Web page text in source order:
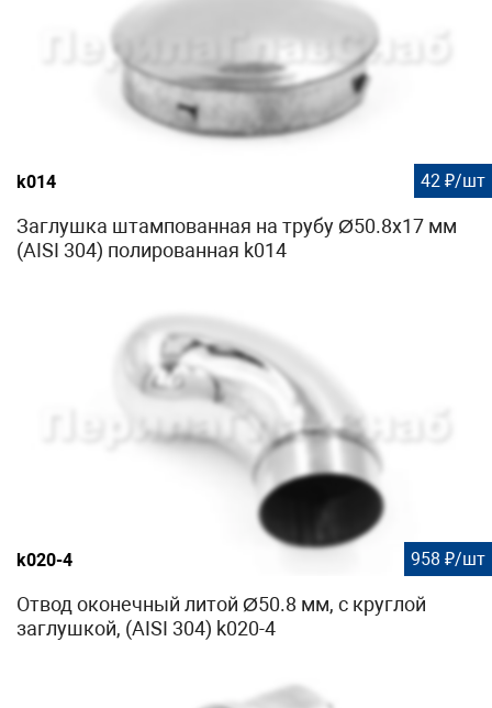
k014 42 ₽/шт
Заглушка штампованная на трубу Ø50.8х17 мм
(AISI 304) полированная k014
k020-4 958 ₽/шт
Отвод оконечный литой Ø50.8 мм, с круглой
заглушкой, (AISI 304) k020-4